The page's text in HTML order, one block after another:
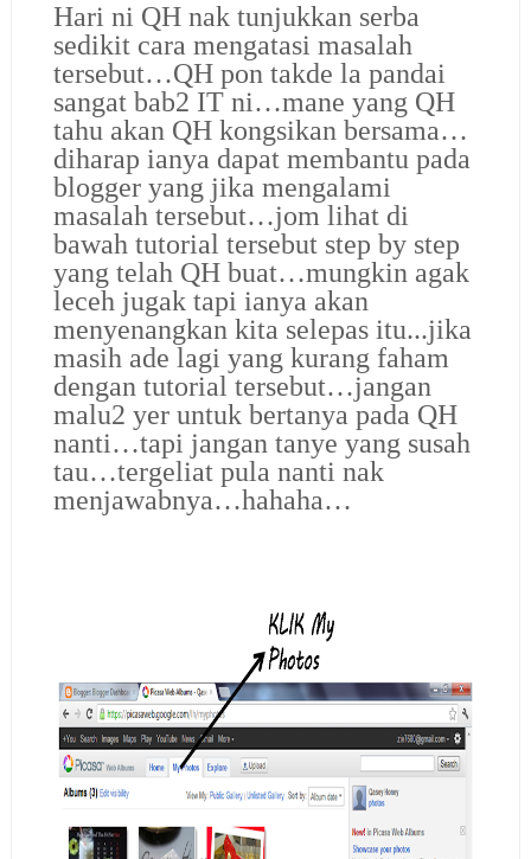
Hari ni QH nak tunjukkan serba
sedikit cara mengatasi masalah
tersebut…QH pon takde la pandai
sangat bab2 IT ni…mane yang QH
tahu akan QH kongsikan bersama…
diharap ianya dapat membantu pada
blogger yang jika mengalami
masalah tersebut…jom lihat di
bawah tutorial tersebut step by step
yang telah QH buat…mungkin agak
leceh jugak tapi ianya akan
menyenangkan kita selepas itu...jika
masih ade lagi yang kurang faham
dengan tutorial tersebut…jangan
malu2 yer untuk bertanya pada QH
nanti…tapi jangan tanye yang susah
tau…tergeliat pula nanti nak
menjawabnya…hahaha…